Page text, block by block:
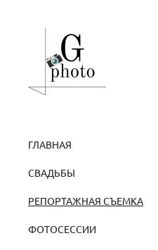
ГЛАВНАЯ
СВАДЬБЫ
РЕПОРТАЖНАЯ СЪЕМКА
ФОТОСЕССИИ